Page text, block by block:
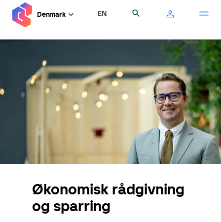
hovedindhold
Denmark EN
Økonomisk rådgivning
og sparring